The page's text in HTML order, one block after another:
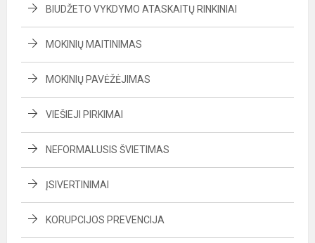
BIUDŽETO VYKDYMO ATASKAITŲ RINKINIAI
MOKINIŲ MAITINIMAS
MOKINIŲ PAVĖŽĖJIMAS
VIEŠIEJI PIRKIMAI
NEFORMALUSIS ŠVIETIMAS
ĮSIVERTINIMAI
KORUPCIJOS PREVENCIJA